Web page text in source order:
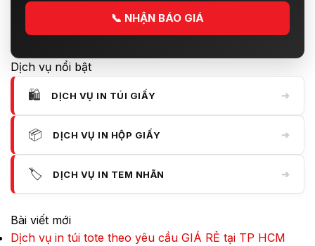
📞 NHẬN BÁO GIÁ
Dịch vụ nổi bật
🛍️ DỊCH VỤ IN TÚI GIẤY ➔
📦 DỊCH VỤ IN HỘP GIẤY ➔
🏷️ DỊCH VỤ IN TEM NHÃN ➔
Bài viết mới
Dịch vụ in túi tote theo yêu cầu GIÁ RẺ tại TP HCM